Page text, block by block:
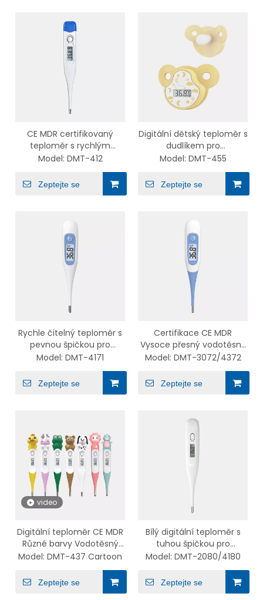
CE MDR certifikovaný
teploměr s rychlým
čtením a pevným hrotem
se zvukovým signálem
Model: DMT-412
Zeptejte se
Digitální dětský teploměr s
dudlíkem pro
novorozence Zkontrolujte,
zda se v bradavce
nenachází horečka,
dětský teploměr
Model: DMT-455
Zeptejte se
Rychle čitelný teploměr s
pevnou špičkou pro
dospělé a děti s alarmem
horečky DMT-4171
Model: DMT-4171
Zeptejte se
Certifikace CE MDR
Vysoce přesný vodotěsný
teploměr s ohebnou
špičkou DMT-3072/4372
Model: DMT-3072/4372
Zeptejte se
video
Digitální teploměr CE MDR
Různé barvy Vodotěsný
dětský teploměr s
ohebnou špičkou s
odnímatelným uzávěrem
Cartoon Series
Model: DMT-437 Cartoon
Zeptejte se
Bílý digitální teploměr s
tuhou špičkou pro
zdravotnictví DMT-
Model: DMT-2080/4180
Zeptejte se